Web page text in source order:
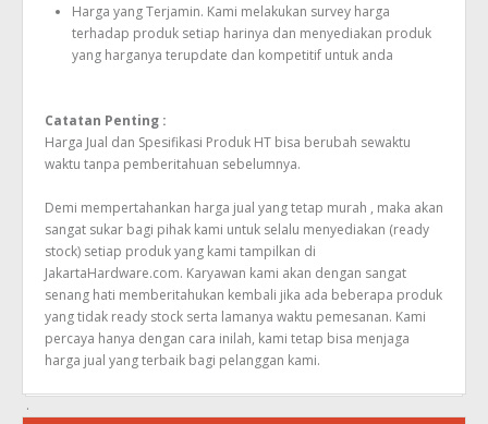
Harga yang Terjamin. Kami melakukan survey harga
terhadap produk setiap harinya dan menyediakan produk
yang harganya terupdate dan kompetitif untuk anda
Catatan Penting :
Harga Jual dan Spesifikasi Produk HT bisa berubah sewaktu
waktu tanpa pemberitahuan sebelumnya.
Demi mempertahankan harga jual yang tetap murah , maka akan
sangat sukar bagi pihak kami untuk selalu menyediakan (ready
stock) setiap produk yang kami tampilkan di
JakartaHardware.com. Karyawan kami akan dengan sangat
senang hati memberitahukan kembali jika ada beberapa produk
yang tidak ready stock serta lamanya waktu pemesanan. Kami
percaya hanya dengan cara inilah, kami tetap bisa menjaga
harga jual yang terbaik bagi pelanggan kami.